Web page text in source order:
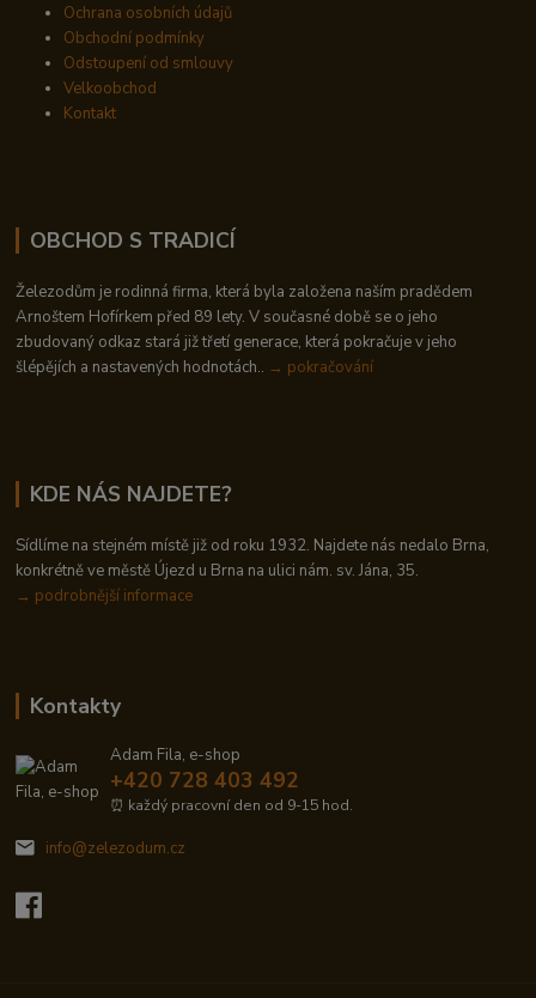
Ochrana osobních údajů
Obchodní podmínky
Odstoupení od smlouvy
Velkoobchod
Kontakt
OBCHOD S TRADICÍ
Železodům je rodinná firma, která byla založena naším pradědem
Arnoštem Hofírkem před 89 lety. V současné době se o jeho
zbudovaný odkaz stará již třetí generace, která pokračuje v jeho
šlépějích a nastavených hodnotách.. → pokračování
KDE NÁS NAJDETE?
Sídlíme na stejném místě již od roku 1932. Najdete nás nedalo Brna,
konkrétně ve městě Újezd u Brna na ulici nám. sv. Jána, 35.
→ podrobnější informace
Kontakty
Adam Fila, e-shop
+420 728 403 492
⏰ každý pracovní den od 9-15 hod.
info@zelezodum.cz